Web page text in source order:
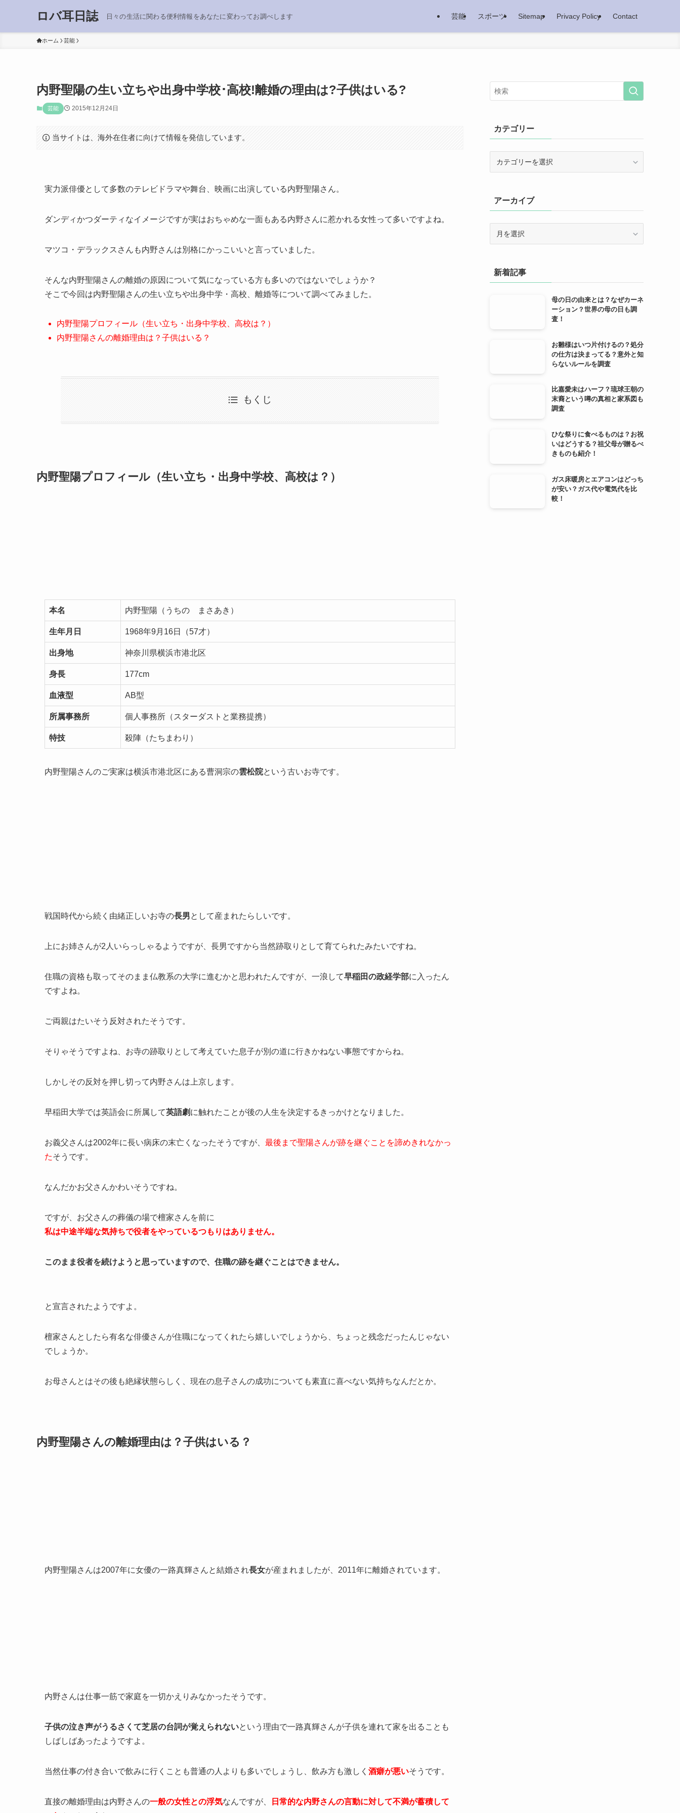
ロバ耳日誌 日々の生活に関わる便利情報をあなたに変わってお調べします 芸能 スポーツ Sitemap Privacy Policy Contact
ホーム 芸能
内野聖陽の生い立ちや出身中学校･高校!離婚の理由は?子供はいる?
芸能 2015年12月24日
当サイトは、海外在住者に向けて情報を発信しています。
実力派俳優として多数のテレビドラマや舞台、映画に出演している内野聖陽さん。
ダンディかつダーティなイメージですが実はおちゃめな一面もある内野さんに惹かれる女性って多いですよね。
マツコ・デラックスさんも内野さんは別格にかっこいいと言っていました。
そんな内野聖陽さんの離婚の原因について気になっている方も多いのではないでしょうか？
そこで今回は内野聖陽さんの生い立ちや出身中学・高校、離婚等について調べてみました。
内野聖陽プロフィール（生い立ち・出身中学校、高校は？）
内野聖陽さんの離婚理由は？子供はいる？
もくじ
内野聖陽プロフィール（生い立ち・出身中学校、高校は？）
本名 内野聖陽（うちの まさあき）
生年月日 1968年9月16日（57才）
出身地 神奈川県横浜市港北区
身長 177cm
血液型 AB型
所属事務所 個人事務所（スターダストと業務提携）
特技 殺陣（たちまわり）
内野聖陽さんのご実家は横浜市港北区にある曹洞宗の雲松院という古いお寺です。
戦国時代から続く由緒正しいお寺の長男として産まれたらしいです。
上にお姉さんが2人いらっしゃるようですが、長男ですから当然跡取りとして育てられたみたいですね。
住職の資格も取ってそのまま仏教系の大学に進むかと思われたんですが、一浪して早稲田の政経学部に入ったん
ですよね。
ご両親はたいそう反対されたそうです。
そりゃそうですよね、お寺の跡取りとして考えていた息子が別の道に行きかねない事態ですからね。
しかしその反対を押し切って内野さんは上京します。
早稲田大学では英語会に所属して英語劇 に触れたことが後の人生を決定するきっかけとなりました。
お義父さんは2002年に長い病床の末亡くなったそうですが、 最後まで聖陽さんが跡を継ぐことを諦めきれなかっ
たそうです。
なんだかお父さんかわいそうですね。
ですが、お父さんの葬儀の場で檀家さんを前に
私は中途半端な気持ちで役者をやっているつもりはありません。
このまま役者を続けようと思っていますので、住職の跡を継ぐことはできません。
と宣言されたようですよ。
檀家さんとしたら有名な俳優さんが住職になってくれたら嬉しいでしょうから、ちょっと残念だったんじゃない
でしょうか。
お母さんとはその後も絶縁状態らしく、現在の息子さんの成功についても素直に喜べない気持ちなんだとか。
内野聖陽さんの離婚理由は？子供はいる？
内野聖陽さんは2007年に女優の一路真輝さんと結婚され長女が産まれましたが、2011年に離婚されています。
内野さんは仕事一筋で家庭を一切かえりみなかったそうです。
子供の泣き声がうるさくて芝居の台詞が覚えられないという理由で一路真輝さんが子供を連れて家を出ることも
しばしばあったようですよ。
当然仕事の付き合いで飲みに行くことも普通の人よりも多いでしょうし、飲み方も激しく 酒癖が悪いそうです。
直接の離婚理由は内野さんの一般の女性との浮気なんですが、
日常的な内野さんの言動に対して不満が蓄積して
カテゴリー
ーアーカイブ
ブ新着記事
母の日の由来とは？なぜカーネ
ーション？世界の母の日も調
査！
お雛様はいつ片付けるの？処分
の仕方は決まってる？意外と知
らないルールを調査
比嘉愛未はハーフ？琉球王朝の
末裔という噂の真相と家系図も
調査
ひな祭りに食べるものは？お祝
いはどうする？祖父母が贈るべ
きものも紹介！
ガス床暖房とエアコンはどっち
が安い？ガス代や電気代を比
較！